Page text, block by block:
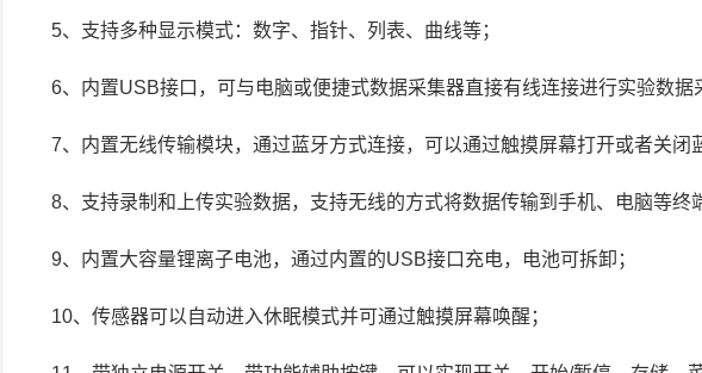
5、支持多种显示模式：数字、指针、列表、曲线等；
6、内置USB接口，可与电脑或便捷式数据采集器直接有线连接进行实验数据
7、内置无线传输模块，通过蓝牙方式连接，可以通过触摸屏幕打开或者关闭
8、支持录制和上传实验数据，支持无线的方式将数据传输到手机、电脑等终
9、内置大容量锂离子电池，通过内置的USB接口充电，电池可拆卸；
10、传感器可以自动进入休眠模式并可通过触摸屏幕唤醒；